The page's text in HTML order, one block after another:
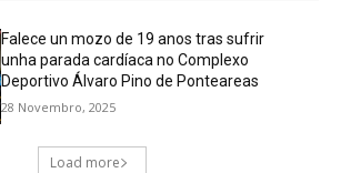
Falece un mozo de 19 anos tras sufrir
unha parada cardíaca no Complexo
Deportivo Álvaro Pino de Ponteareas
28 Novembro, 2025
Load more